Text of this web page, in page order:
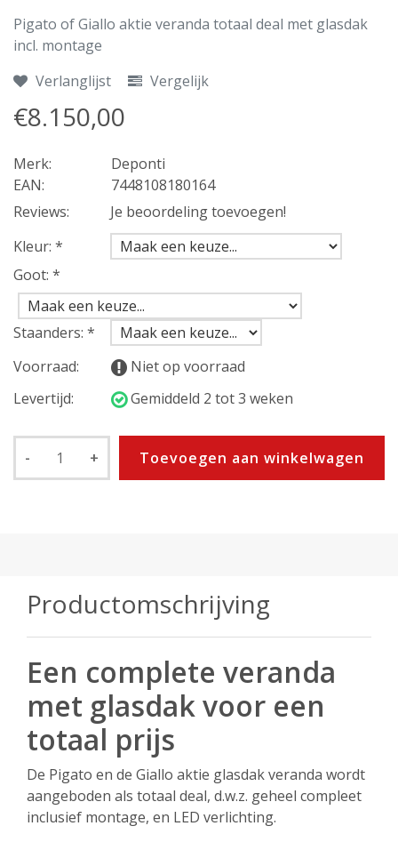
Pigato of Giallo aktie veranda totaal deal met glasdak
incl. montage
Verlanglijst
Vergelijk
€8.150,00
Merk:
Deponti
EAN:
7448108180164
Reviews:
Je beoordeling toevoegen!
Kleur: *
Goot: *
Staanders: *
Voorraad:
Niet op voorraad
Levertijd:
Gemiddeld 2 tot 3 weken
- + Toevoegen aan winkelwagen
Productomschrijving
Een complete veranda
met glasdak voor een
totaal prijs
De Pigato en de Giallo aktie glasdak veranda wordt
aangeboden als totaal deal, d.w.z. geheel compleet
inclusief montage, en LED verlichting.